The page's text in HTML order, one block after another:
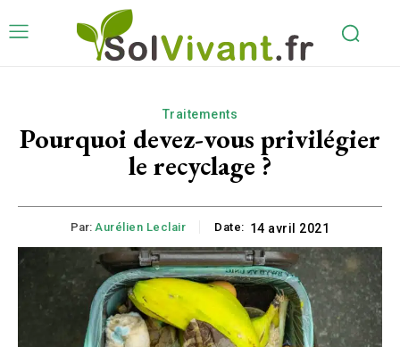
Traitements
Pourquoi devez-vous privilégier
le recyclage ?
Par: Aurélien Leclair Date: 14 avril 2021